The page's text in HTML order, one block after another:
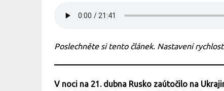
Poslechněte si tento článek. Nastavení
V noci na 21. dubna Rusko zaútočilo na